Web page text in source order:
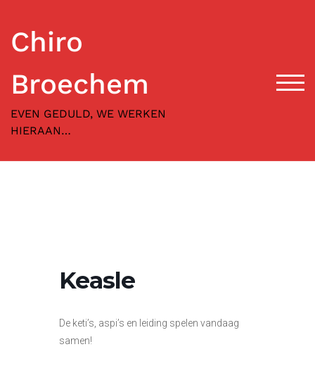
content
Chiro
Broechem
EVEN GEDULD, WE WERKEN
HIERAAN…
Keasle
De keti’s, aspi’s en leiding spelen vandaag
samen!